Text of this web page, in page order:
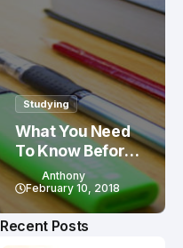
Studying
What You Need
To Know Before
Studying In
Canada
Anthony
February 10, 2018
Recent Posts